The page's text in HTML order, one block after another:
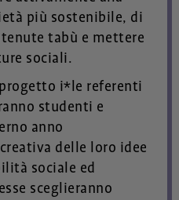
più sostenibile, di
tabù e mettere
sociali.
i*le referenti
studenti e
anno
delle loro idee
sociale ed
sceglieranno